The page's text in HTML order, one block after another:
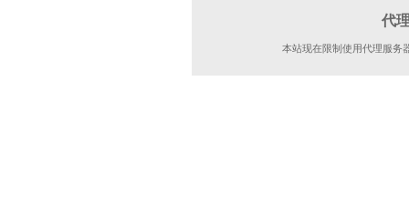
代
本站现在限制使用代理服务